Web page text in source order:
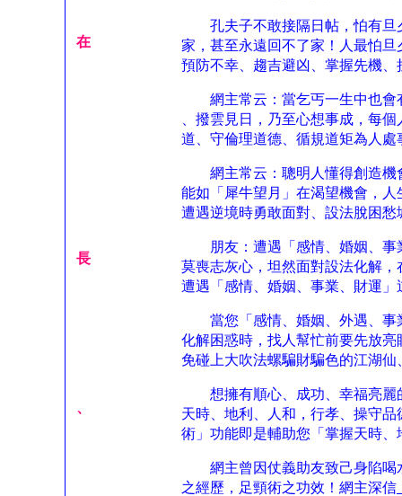
在
長
、
孔夫子不敢接隔日帖，怕有旦
家，甚至永遠回不了家！人最怕
預防不幸、趨吉避凶、掌握先機
網主常云：當乞丐一生中也會
、撥雲見日，乃至心想事成，每
道、守倫理道德、循規道矩為人
網主常云：聰明人懂得創造機
能如「犀牛望月」在渴望機會，
遭遇逆境時勇敢面對、設法脫困
朋友：遭遇「感情、婚姻、事
莫喪志灰心，坦然面對設法化解
遭遇「感情、婚姻、事業、財運
當您「感情、婚姻、外遇、事
化解困惑時，找人幫忙前要先放
免碰上大吹法螺騙財騙色的江湖
想擁有順心、成功、幸福亮麗
天時、地利、人和，行孝、操守
術」功能即是輔助您「掌握天時
網主曾因仗義助友致己身陷喝
之經歷，足頸術之功效！網主深信